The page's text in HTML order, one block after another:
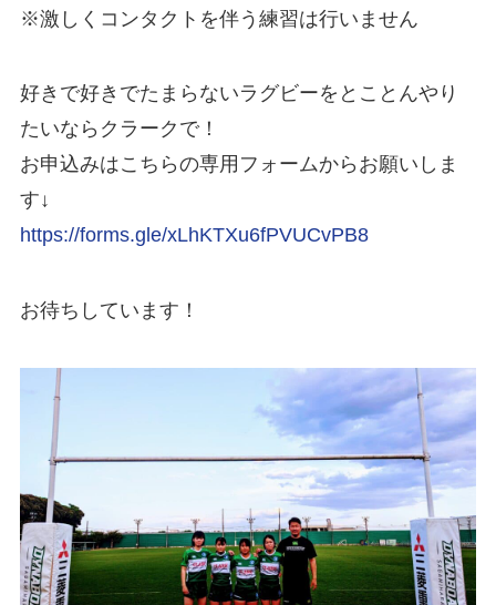
※激しくコンタクトを伴う練習は行いません
好きで好きでたまらないラグビーをとことんやり
たいならクラークで！
お申込みはこちらの専用フォームからお願いしま
す↓
https://forms.gle/xLhKTXu6fPVUCvPB8
お待ちしています！